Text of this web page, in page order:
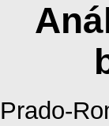
Prado-